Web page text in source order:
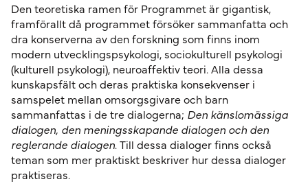
Den teoretiska ramen för Programmet är gigantisk,
framförallt då programmet försöker sammanfatta och
dra konserverna av den forskning som finns inom
modern utvecklingspsykologi, sociokulturell psykologi
(kulturell psykologi), neuroaffektiv teori. Alla dessa
kunskapsfält och deras praktiska konsekvenser i
samspelet mellan omsorgsgivare och barn
sammanfattas i de tre dialogerna; Den känslomässiga
dialogen, den meningsskapande dialogen och den
reglerande dialogen. Till dessa dialoger finns också
teman som mer praktiskt beskriver hur dessa dialoger
praktiseras.